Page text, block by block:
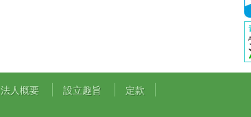
法人概要 設立趣旨 定款